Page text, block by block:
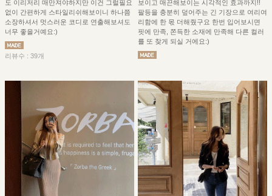
도 이리저리 매만져야하지만 이건 그럴필요
없이 간편하게 스타일리쉬해보이니 하나쯤
소장하셔서 멋스러운 코디로 연출해보셔도
너무 좋을거예요:)
리뷰수 : 39개
보이고 매끈해보이는 시각적인 효과까지!!
팔등을 충분히 덮어주는 긴 기장으로 여리여
리함에 한 몫 더해줬구요 한번 입어보시면
핏에 만족, 쫀득한 소재에 만족해 다른 컬러
를 또 찾게 되실 거에요:)